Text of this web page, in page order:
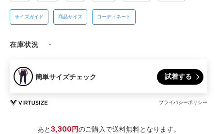
サイズガイド 商品サイズ コーディネート
在庫状況 -
簡単サイズチェック 試着する
プライバシーポリシー
あと3,300円のご購入で送料無料となります。